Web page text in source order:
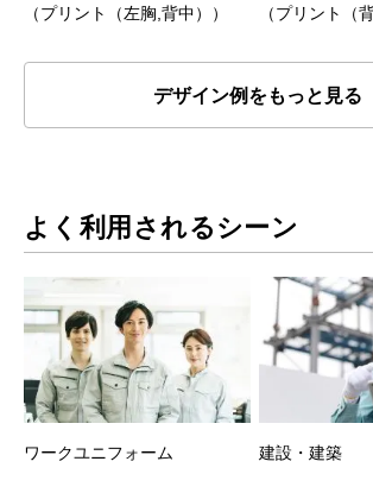
（プリント（左胸,背中）） （プリント（
デザイン例をもっと見る
よく利用されるシーン
ワークユニフォーム 建設・建築